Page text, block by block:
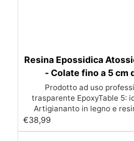
Resina Epossidica
- Colate fino a 5 cm
Prodotto ad uso
trasparente EpoxyTable 5:
Artigiananto in legno e
venduta , resistente ai
perfetta per colate di alto
€38,99